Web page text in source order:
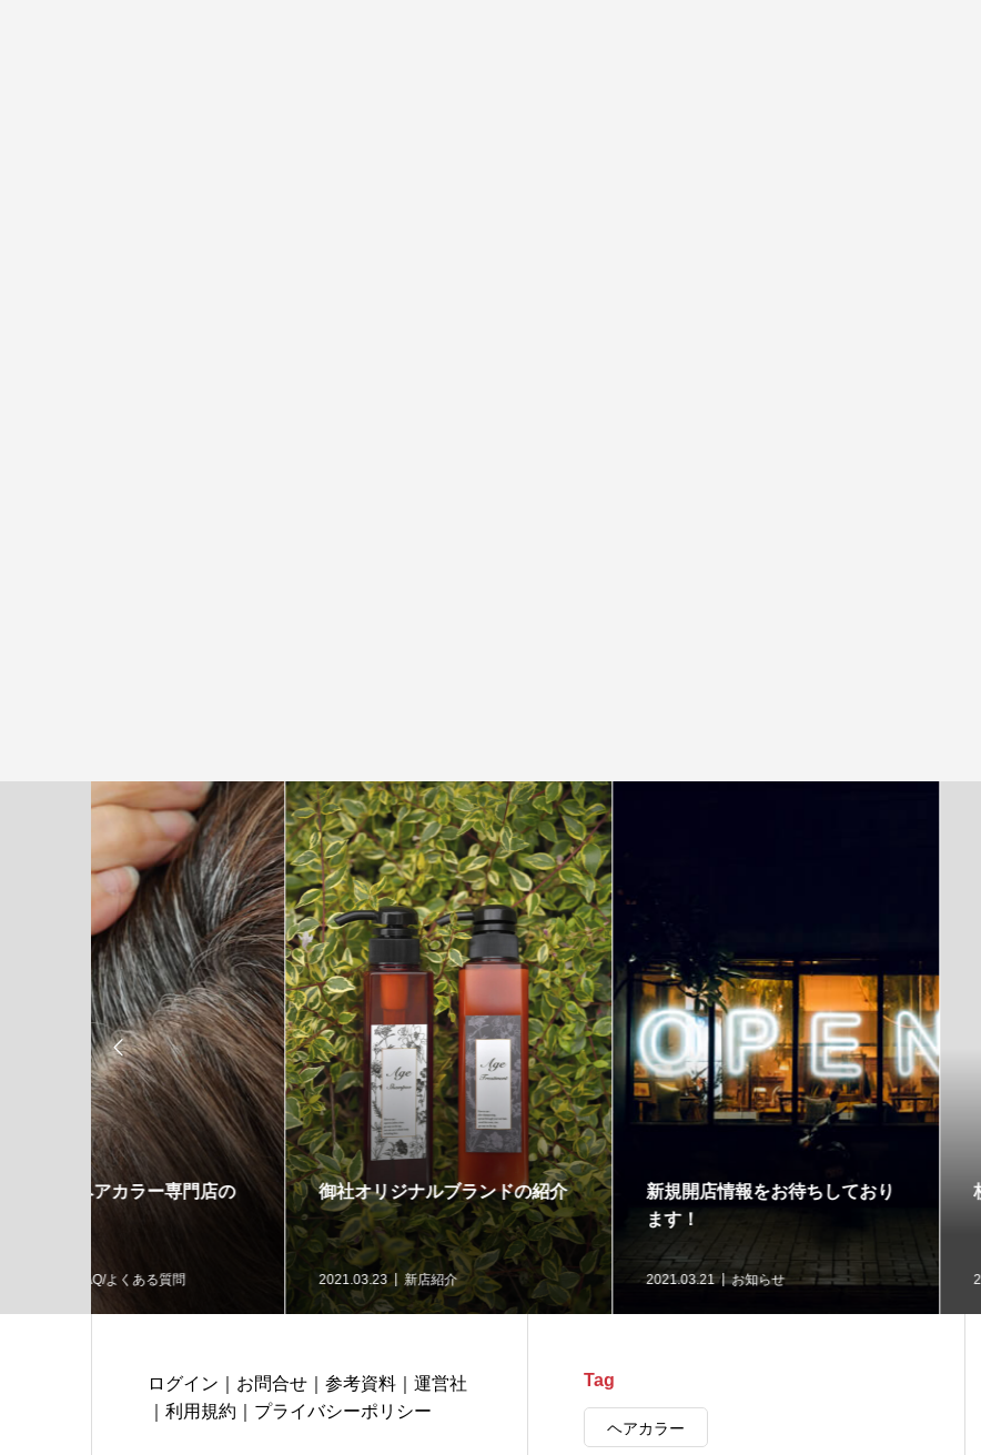

御社オリジナルブランドの紹介
2021.03.23
新規開店情報をお待ちしており
ます！
2021.03.21 お知らせ
杉並区/荻窪駅の新規開店
2021.03.21 新店紹介
ログイン お問合せ｜ 参考資料｜ 運営社
利用規約 プライバシーポリシー
Tag
ヘアカラー